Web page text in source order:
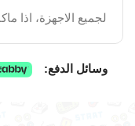
لجميع الاجهزة، اذا
وسائل الدفع: